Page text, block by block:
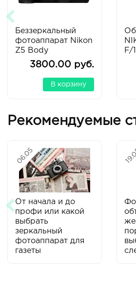
Беззеркальный
фотоаппарат Nikon
Z5 Body
3800.00 руб.
В корзину
F/
Рекомендуемые
От начала и до
профи или какой
выбрать
зеркальный
фотоаппарат для
газеты
06.05